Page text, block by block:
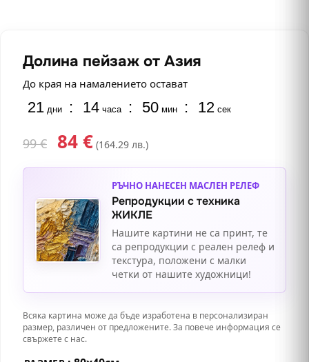
Долина пейзаж от Азия
До края на намалението остават
21 дни : 14 часа : 50 мин : 11сек
99€ 84€ (164.29 лв.)
РЪЧНО НАНЕСЕН МАСЛЕН РЕЛЕФ
Репродукции с техника
ЖИКЛЕ
Нашите картини не са принт, те
са репродукции с реален релеф и
текстура, положени с малки
четки от нашите художници!
Всяка картина може да бъде изработена в персонализиран
размер, различен от предложените. За повече информация се
свържете с нас.